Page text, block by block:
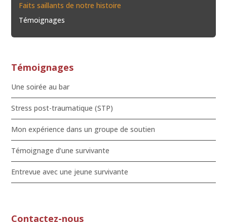
Faits saillants de notre histoire
Témoignages
Témoignages
Une soirée au bar
Stress post-traumatique (STP)
Mon expérience dans un groupe de soutien
Témoignage d’une survivante
Entrevue avec une jeune survivante
Contactez-nous